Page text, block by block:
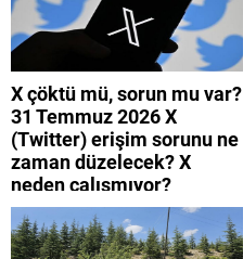
X çöktü mü, sorun mu var?
31 Temmuz 2026 X
(Twitter) erişim sorunu ne
zaman düzelecek? X
neden çalışmıyor?